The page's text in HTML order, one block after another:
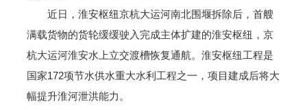
近日，淮安枢纽京杭大运河南北围堰拆除后，首艘
满载货物的货轮缓缓驶入完成主体扩建的淮安枢纽，京
杭大运河淮安水上立交渡槽恢复通航。淮安枢纽工程是
国家172项节水供水重大水利工程之一，项目建成后将大
幅提升淮河泄洪能力。